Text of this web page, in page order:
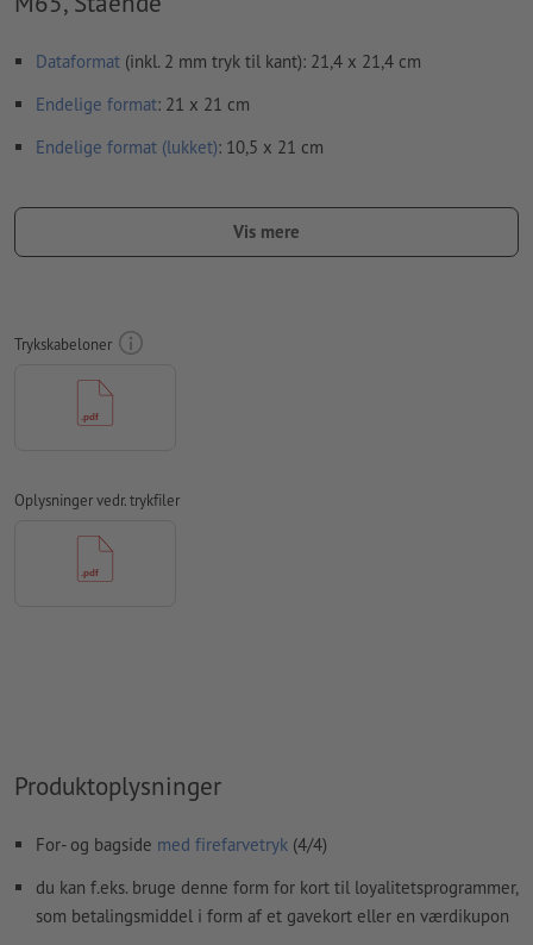
Dataformat (inkl. 2 mm tryk til kant): 21,4 x 21,4 cm
Endelige format: 21 x 21 cm
Endelige format (lukket): 10,5 x 21 cm
Vær opmærksom på, at upload af en enkelt side for hver fals,
resulterer i fejl ved trykningen. Upload hele layoutet på to
bukkelinjer
For at motivet ikke står på hovedet på det færdige
Opløsning:300 dpi
Medtag en margen
være mindst 4 mm fra det endelige formats kant
Kommentarerslettes og trykkes ikke
Formularfeltetsindhold vil blive trykt
Vis mere
Trykskabeloner
Oplysninger vedr. trykfiler
Produktoplysninger
For- og bagside med firefarvetryk (4/4)
du kan f.eks. bruge denne form for kort til loyalitetsprogrammer,
som betalingsmiddel i form af et gavekort eller en værdikupon